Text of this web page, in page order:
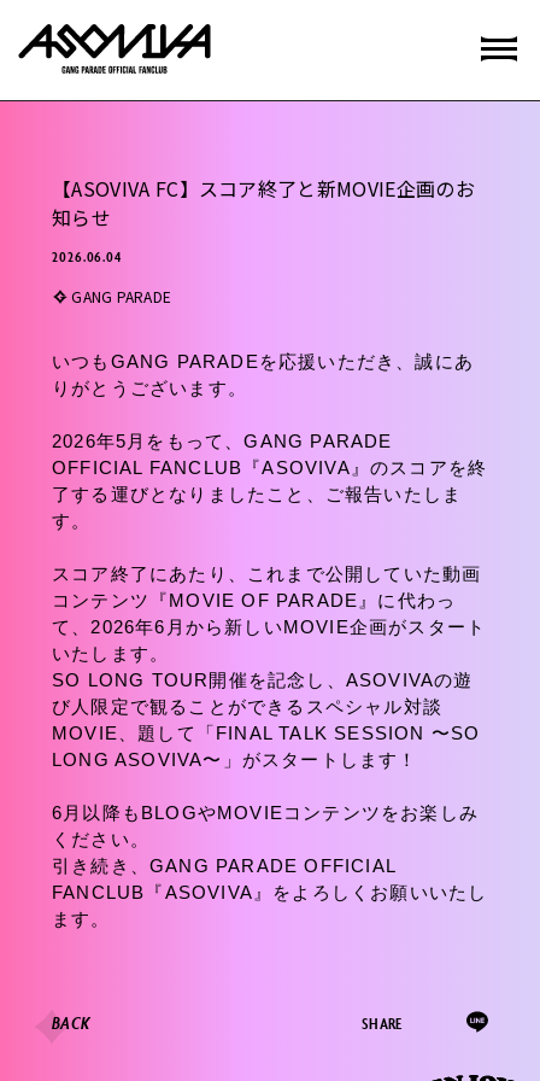
【ASOVIVA FC】スコア終了と新MOVIE企画のお
知らせ
2026.06.04
GANG PARADE
いつもGANG PARADEを応援いただき、誠にあ
りがとうございます。
2026年5月をもって、GANG PARADE
OFFICIAL FANCLUB『ASOVIVA』のスコアを終
了する運びとなりましたこと、ご報告いたしま
す。
スコア終了にあたり、これまで公開していた動画
コンテンツ『MOVIE OF PARADE』に代わっ
て、2026年6月から新しいMOVIE企画がスタート
いたします。
SO LONG TOUR開催を記念し、ASOVIVAの遊
び人限定で観ることができるスペシャル対談
MOVIE、題して「FINAL TALK SESSION 〜SO
LONG ASOVIVA〜」がスタートします！
6月以降もBLOGやMOVIEコンテンツをお楽しみ
ください。
引き続き、GANG PARADE OFFICIAL
FANCLUB『ASOVIVA』をよろしくお願いいたし
ます。
SHARE
BACK